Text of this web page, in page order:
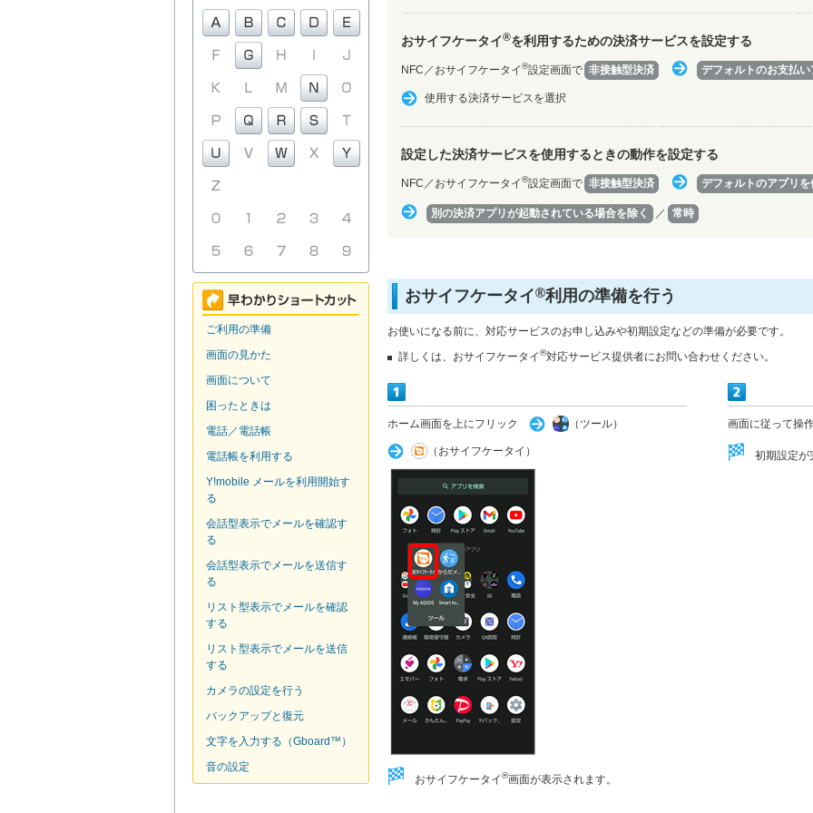
ご利用の準備
画面の見かた
画面について
困ったときは
電話／電話帳
電話帳を利用する
Y!mobile メールを利用開始す
る
会話型表示でメールを確認す
る
会話型表示でメールを送信す
る
リスト型表示でメールを確認
する
リスト型表示でメールを送信
する
カメラの設定を行う
バックアップと復元
文字を入力する（Gboard™）
音の設定
おサイフケータイ®を利用するための決済サービスを設定する
NFC／おサイフケータイ®設定画面で 非接触型決済 デフォルトのお支払い
使用する決済サービスを選択
設定した決済サービスを使用するときの動作を設定する
NFC／おサイフケータイ®設定画面で 非接触型決済 デフォルトのアプリを
別の決済アプリが起動されている場合を除く ／ 常時
おサイフケータイ®利用の準備を行う
お使いになる前に、対応サービスのお申し込みや初期設定などの準備が必要です。
詳しくは、おサイフケータイ®対応サービス提供者にお問い合わせください。
ホーム画面を上にフリック （ツール）
（おサイフケータイ）
おサイフケータイ®画面が表示されます。
画面に従って操
初期設定が